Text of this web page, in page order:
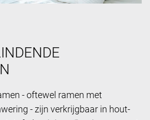
- oftewel ramen met
- zijn verkrijgbaar in hout-